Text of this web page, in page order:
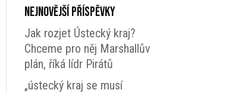
Nejnovější příspěvky
Jak rozjet Ústecký kraj?
Chceme pro něj Marshallův
plán, říká lídr Pirátů
„ústecký kraj se musí